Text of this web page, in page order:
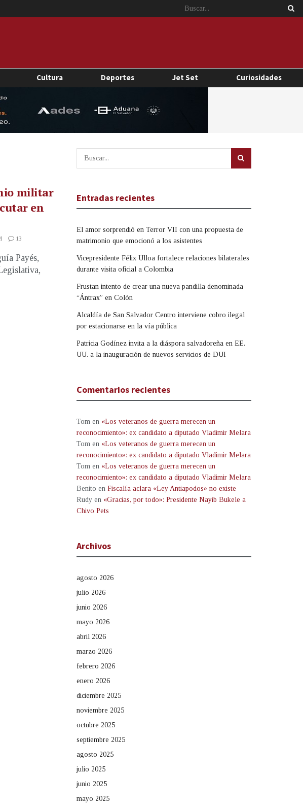
Cultura Deportes Jet Set Curiosidades
militar
en
13
Payés,
Entradas recientes
El amor sorprendió en Terror VII con una propuesta de
matrimonio que emocionó a los asistentes
Vicepresidente Félix Ulloa fortalece relaciones bilaterales
durante visita oficial a Colombia
Frustan intento de crear una nueva pandilla denominada
“Ántrax” en Colón
Alcaldía de San Salvador Centro interviene cobro ilegal
por estacionarse en la vía pública
Patricia Godínez invita a la diáspora salvadoreña en EE.
UU. a la inauguración de nuevos servicios de DUI
Comentarios recientes
Tom en «Los veteranos de guerra merecen un
reconocimiento»: ex candidato a diputado Vladimir Melara
Tom en «Los veteranos de guerra merecen un
reconocimiento»: ex candidato a diputado Vladimir Melara
Tom en «Los veteranos de guerra merecen un
reconocimiento»: ex candidato a diputado Vladimir Melara
Benito en Fiscalía aclara «Ley Antiapodos» no existe
Rudy en «Gracias, por todo»: Presidente Nayib Bukele a
Chivo Pets
Archivos
agosto 2026
julio 2026
junio 2026
mayo 2026
abril 2026
marzo 2026
febrero 2026
enero 2026
diciembre 2025
noviembre 2025
octubre 2025
septiembre 2025
agosto 2025
julio 2025
junio 2025
mayo 2025